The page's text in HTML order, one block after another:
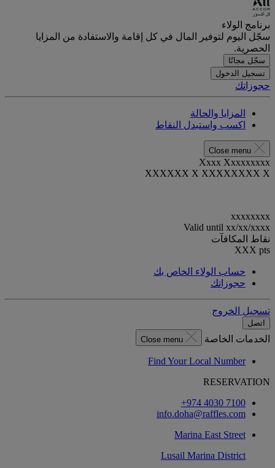
برنامج الولاء
سجّل اليوم لتوفير المال في كل إقامة والاستفادة من المزايا
الحصرية.
سجّل مجانًا
تسجيل الدخول
حجوزاتك
المزايا والحالة
اكسب واستبدل النقاط
Close menu
Xxxx Xxxxxxxxx
XXXXXX X XXXXXXXX X
xxxxxxxx
Valid until xx/xx/xxxx
نقاط المكافآت
XXX pts
حساب الولاء الخاص بك
حجوزاتك
تسجيل الخروج
اتصل
الخدمات الخاصة Close menu
Find Your Local Number
RESERVATION
‎+974 4030 7100‏
info.doha@raffles.com
Marina East Street
Lusail Marina District